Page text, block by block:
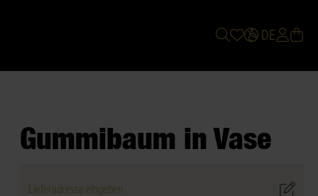
DE
Gummibaum in Vase
Lieferadresse eingeben